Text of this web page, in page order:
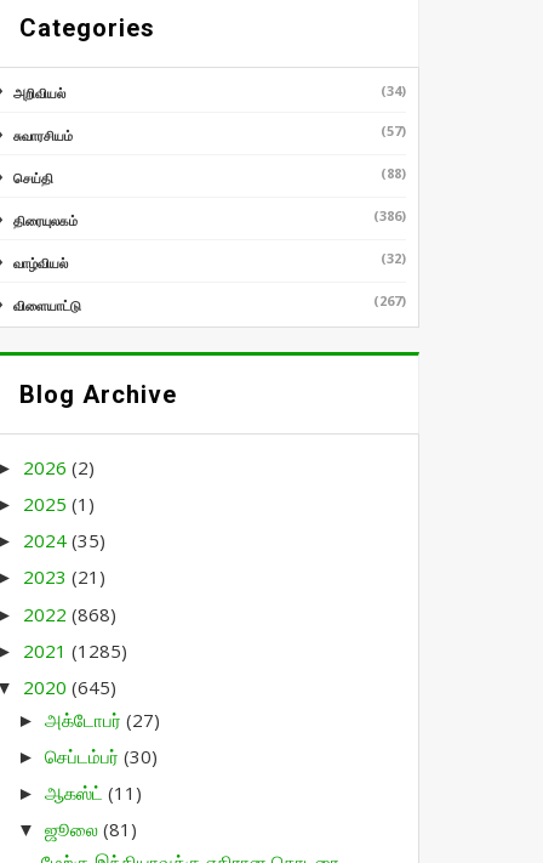
Categories
அறிவியல் (34)
சுவாரசியம் (57)
செய்தி (88)
திரையுலகம் (386)
வாழ்வியல் (32)
விளையாட்டு (267)
Blog Archive
► 2026(2)
► 2025(1)
► 2024(35)
► 2023(21)
► 2022(868)
► 2021(1285)
▼ 2020(645)
►அக்டோபர்(27)
►செப்டம்பர்(30)
►ஆகஸ்ட்(11)
▼ஜூலை(81)